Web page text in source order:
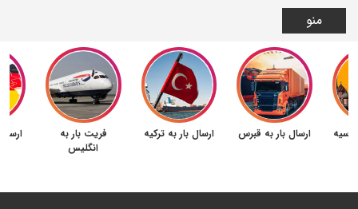
منو
فریت بار به
انگلیس
ارسال بار به ترکیه ارسال بار به قبرس